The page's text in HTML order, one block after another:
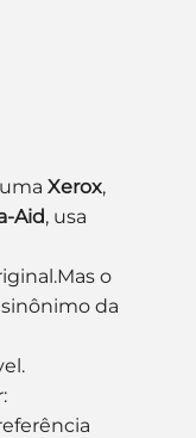
Xerox,
Aid, usa
o
da